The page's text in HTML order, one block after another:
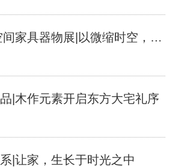
东家家具×建筑空间家具器物展|以微缩时空，见东方自然
|木作元素开启东方大宅礼序
|让家，生长于时光之中